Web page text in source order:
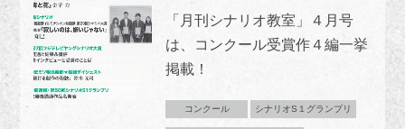
「月刊シナリオ教室」４月号
は、コンクール受賞作４編一挙
掲載！
コンクール シナリオS１グランプリ